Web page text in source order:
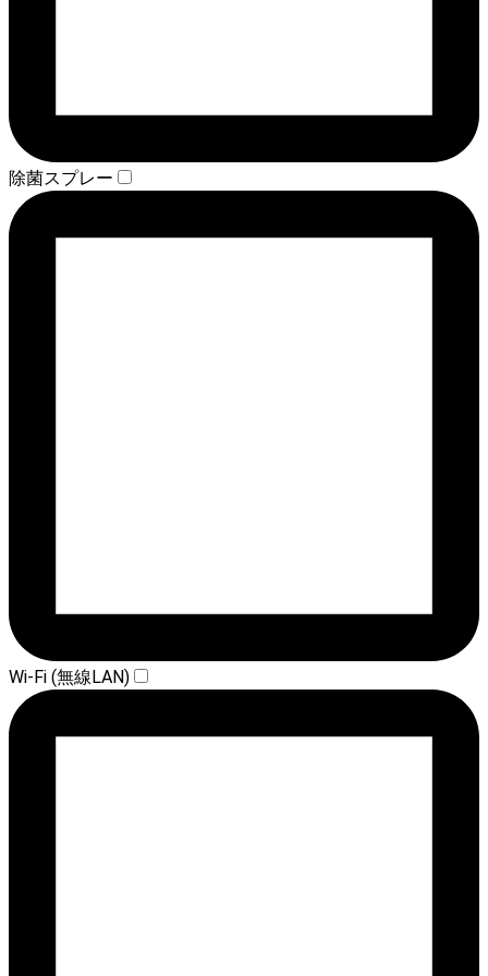
除菌スプレー
Wi-Fi (無線LAN)